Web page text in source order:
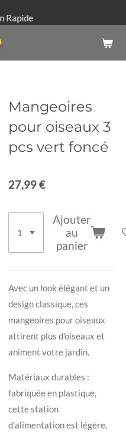
Rapide
Mangeoires
pour oiseaux 3
pcs vert foncé
27,99 €
Ajouter
au
panier
Avec un look élégant et un
design classique, ces
mangeoires pour oiseaux
attirent plus d'oiseaux et
animent votre jardin.
Matériaux durables :
fabriquée en plastique,
cette station
d'alimentation est légère,